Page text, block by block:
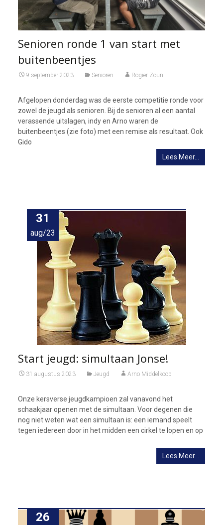
Senioren ronde 1 van start met
buitenbeentjes
9 september 2023 Senioren Rogier Zoun
Afgelopen donderdag was de eerste competitie ronde voor
zowel de jeugd als senioren. Bij de senioren al een aantal
verassende uitslagen, indy en Arno waren de
buitenbeentjes (zie foto) met een remise als resultaat. Ook
Gido
Lees Meer…
31
aug/23
Start jeugd: simultaan Jonse!
31 augustus 2023 Jeugd Arno Middelkoop
Onze kersverse jeugdkampioen zal vanavond het
schaakjaar openen met de simultaan. Voor degenen die
nog niet weten wat een simultaan is: een iemand speelt
tegen iedereen door in het midden een cirkel te lopen en op
Lees Meer…
26